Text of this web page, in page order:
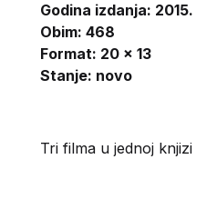
Godina izdanja: 2015.
Obim: 468
Format: 20 x 13
Stanje: novo
Tri filma u jednoj knjizi